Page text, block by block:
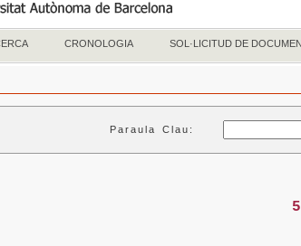
CRONOLOGIA SOL·LICITUD DE
Paraula Clau: